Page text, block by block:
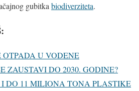
gubitkabiodiverziteta.
OTPADA U VODENE
ZAUSTAVI DO 2030. GODINE?
DO 11 MILIONA TONA PLASTIKE